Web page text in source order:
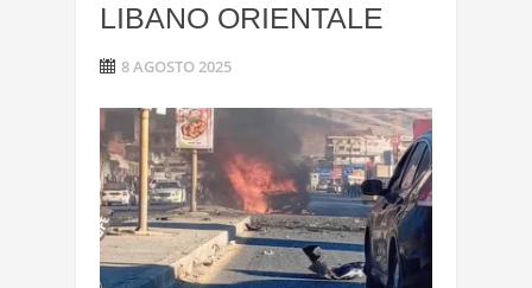
LIBANO ORIENTALE
8 AGOSTO 2025